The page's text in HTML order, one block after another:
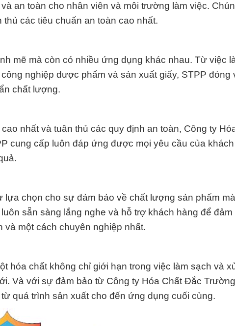
an toàn cho nhân viên và môi trường làm việc.
các tiêu chuẩn an toàn cao nhất.
mẽ mà còn có nhiều ứng dụng khác nhau. Từ việc
nghiệp dược phẩm và sản xuất giấy, STPP đóng
chất lượng.
nhất và tuân thủ các quy định an toàn, Công ty
cung cấp luôn đáp ứng được mọi yêu cầu của
chọn cho sự đảm bảo về chất lượng sản phẩm
sẵn sàng lắng nghe và hỗ trợ khách hàng để đảm
một cách chuyên nghiệp nhất.
hóa chất không chỉ giới hạn trong việc làm sạch và
Và với sự đảm bảo từ Công ty Hóa Chất Đắc
quá trình sản xuất cho đến ứng dụng cuối cùng.